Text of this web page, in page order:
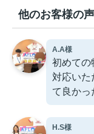
他のお客様の
A.A様
初めての
対応いた
て良かっ
H.S様